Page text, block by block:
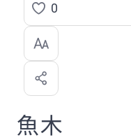
點
選
喜
歡
0
魚木